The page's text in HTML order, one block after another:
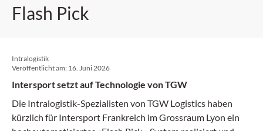
Flash Pick
Intralogistik
Veröffentlicht am: 16. Juni 2026
Intersport setzt auf Technologie von TGW
Die Intralogistik-Spezialisten von TGW Logistics haben
kürzlich für Intersport Frankreich im Grossraum Lyon ein